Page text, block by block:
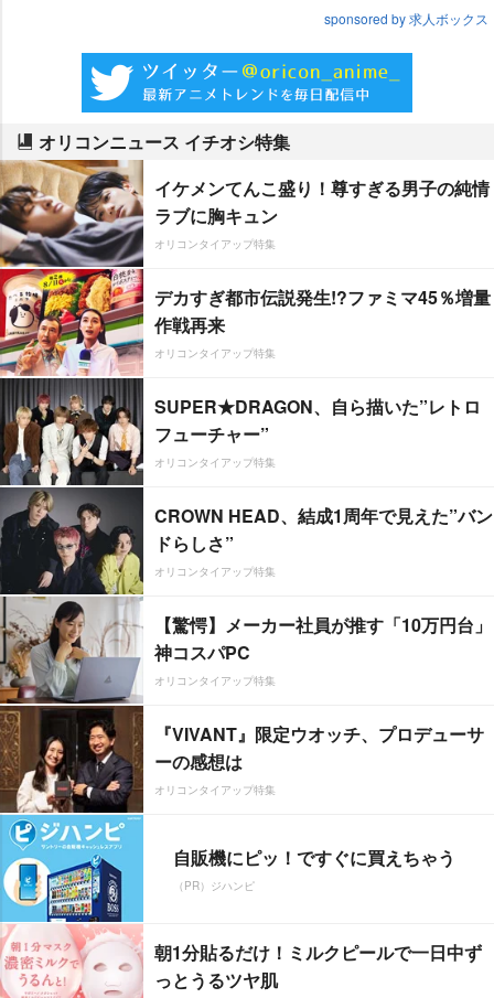
sponsored by 求人ボックス
オリコンニュース イチオシ特集
イケメンてんこ盛り！尊すぎる男子の純情
ラブに胸キュン
オリコンタイアップ特集
デカすぎ都市伝説発生!?ファミマ45％増量
作戦再来
オリコンタイアップ特集
SUPER★DRAGON、自ら描いた”レトロ
フューチャー”
オリコンタイアップ特集
CROWN HEAD、結成1周年で見えた”バン
ドらしさ”
オリコンタイアップ特集
【驚愕】メーカー社員が推す「10万円台」
神コスパPC
オリコンタイアップ特集
『VIVANT』限定ウオッチ、プロデューサ
ーの感想は
オリコンタイアップ特集
自販機にピッ！ですぐに買えちゃう
（PR）ジハンピ
朝1分貼るだけ！ミルクピールで一日中ず
っとうるツヤ肌